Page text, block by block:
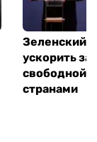
Зеленский
ускорить
свободной
странами